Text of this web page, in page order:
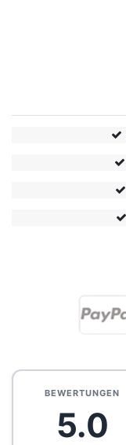
BEWERTUNGEN
5.0